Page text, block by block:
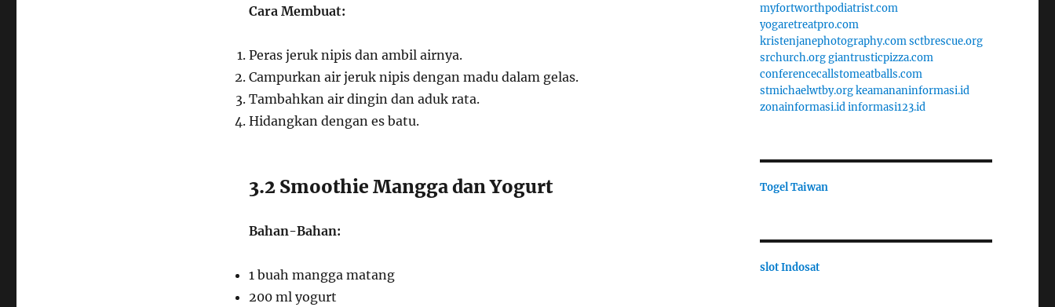
Cara Membuat:
Peras jeruk nipis dan ambil airnya.
Campurkan air jeruk nipis dengan madu dalam gelas.
Tambahkan air dingin dan aduk rata.
Hidangkan dengan es batu.
3.2 Smoothie Mangga dan Yogurt
Bahan-Bahan:
1 buah mangga matang
200 ml yogurt
myfortworthpodiatrist.com
yogaretreatpro.com
kristenjanephotography.comsctbrescue.org
srchurch.orggiantrusticpizza.com
conferencecallstomeatballs.com
stmichaelwtby.orgkeamananinformasi.id
zonainformasi.idinformasi123.id
Togel Taiwan
slot Indosat